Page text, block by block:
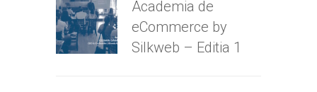
Academia de
eCommerce by
Silkweb – Editia 1